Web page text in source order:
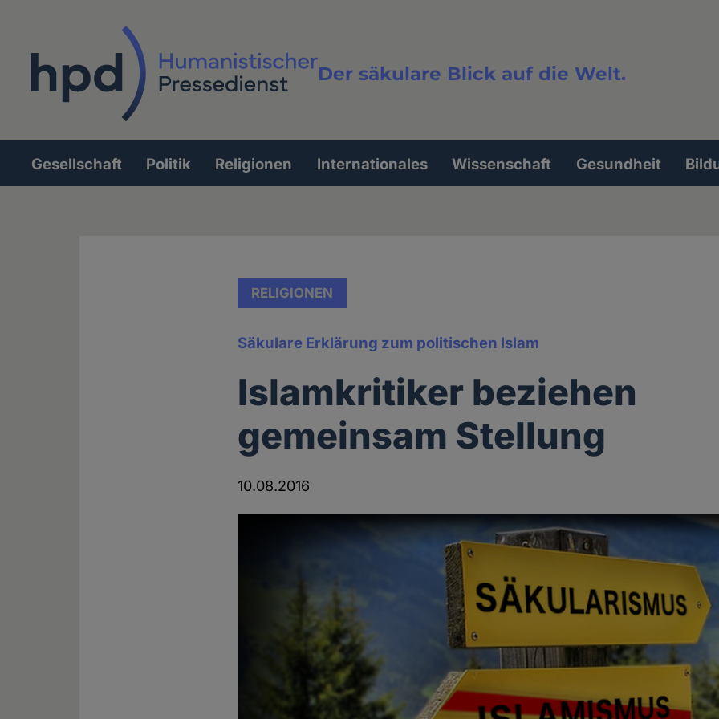
Der säkulare Blick auf die Welt.
Volltextsuche
Hauptnavigation
Gesellschaft Politik Religionen Internationales Wissenschaft Gesundheit
RELIGIONEN
Säkulare Erklärung zum politischen Islam
Islamkritiker beziehen
gemeinsam Stellung
10.08.2016